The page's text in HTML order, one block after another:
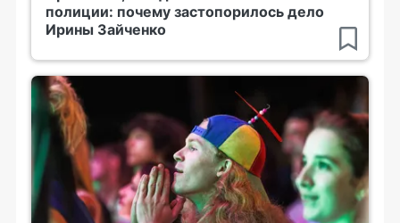
полиции: почему застопорилось дело
Ирины Зайченко